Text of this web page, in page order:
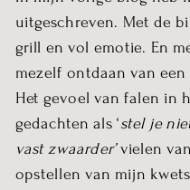
uitgeschreven. Met de
grill en vol emotie. En
mezelf ontdaan van
Het gevoel van falen in
gedachten als ‘stel je
vast zwaarder’vielen
opstellen van mijn